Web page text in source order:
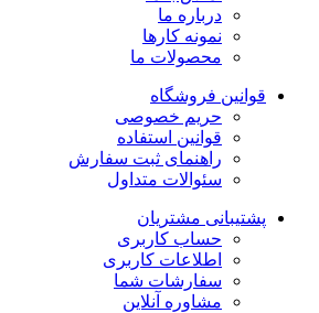
درباره ما
نمونه کارها
محصولات ما
قوانین فروشگاه
حریم خصوصی
قوانین استفاده
راهنمای ثبت سفارش
سئوالات متداول
پشتیبانی مشتریان
حساب کاربری
اطلاعات کاربری
سفارشات شما
مشاوره آنلاین